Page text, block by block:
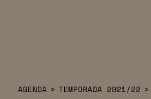
AGENDA > TEMPORADA 2021/22 >